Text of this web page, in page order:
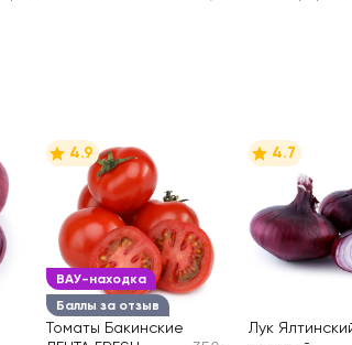
ВАУ-находка
Баллы за отзыв
4.9
Томаты Бакинские
4.7
Лук